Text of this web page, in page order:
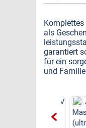
als
garantiert
für ein
und